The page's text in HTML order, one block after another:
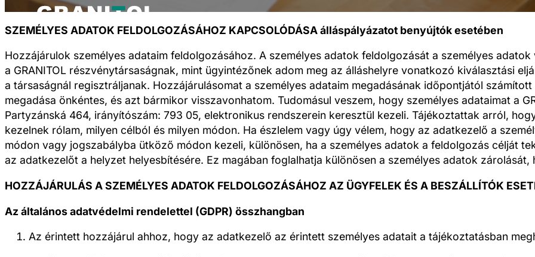
SZEMÉLYES ADATOK FELDOLGOZÁSÁHOZ KAPCSOLÓDÁSA álláspályázatot benyújtók esetében
Hozzájárulok személyes adataim feldolgozásához. A személyes adatok feldolgozását a személyes
a GRANITOL részvénytársaságnak, mint ügyintézőnek adom meg az álláshelyre vonatkozó kiválasztási
a társaságnál regisztráljanak. Hozzájárulásomat a személyes adataim megadásának időpontjától
megadása önkéntes, és azt bármikor visszavonhatom. Tudomásul veszem, hogy személyes adataimat a
Partyzánská 464, irányítószám: 793 05, elektronikus rendszerein keresztül kezeli. Tájékoztattak arról,
kezelnek rólam, milyen célból és milyen módon. Ha észlelem vagy úgy vélem, hogy az adatkezelő a
módon vagy jogszabályba ütköző módon kezeli, különösen, ha a személyes adatok a feldolgozás célját
az adatkezelőt a helyzet helyesbítésére. Ez magában foglalhatja különösen a személyes adatok
HOZZÁJÁRULÁS A SZEMÉLYES ADATOK FELDOLGOZÁSÁHOZ AZ ÜGYFELEK ÉS A BESZÁLLÍTÓK
Az általános adatvédelmi rendelettel (GDPR) összhangban
Az érintett hozzájárul ahhoz, hogy az adatkezelő az érintett személyes adatait a tájékoztatásban